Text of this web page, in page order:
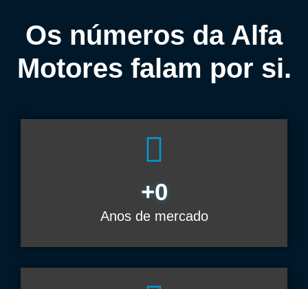
Os números da Alfa
Motores falam por si.
Anos de mercado
+0